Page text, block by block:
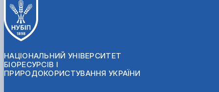
НАЦІОНАЛЬНИЙ УНІВЕРСИТЕТ
БІОРЕСУРСІВ І
ПРИРОДОКОРИСТУВАННЯ УКРАЇНИ